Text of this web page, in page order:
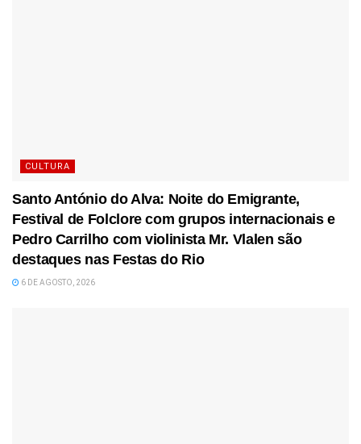
CULTURA
Santo António do Alva: Noite do Emigrante,
Festival de Folclore com grupos internacionais e
Pedro Carrilho com violinista Mr. Vlalen são
destaques nas Festas do Rio
6 DE AGOSTO, 2026